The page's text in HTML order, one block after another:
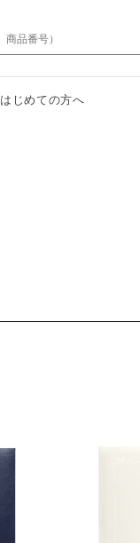
はじめての方へ